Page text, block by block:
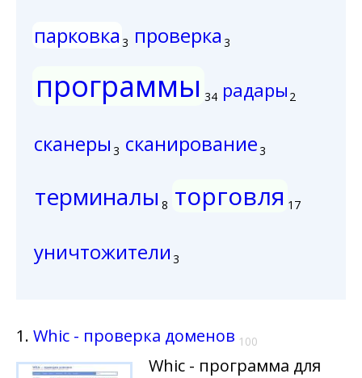
парковка 3 проверка 3
программы 34 радары 2
сканеры 3 сканирование3
терминалы 8 торговля 17
уничтожители 3
1. Whic - проверка доменов 100
Whic - программа для